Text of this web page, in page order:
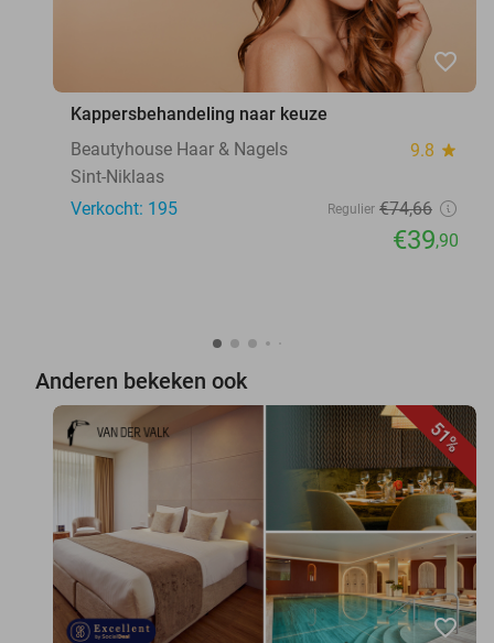
favorite_border
Kappersbehandeling naar keuze
Beautyhouse Haar & Nagels
9.8 star
Sint-Niklaas
Verkocht: 195
Regulier €74,66
€39,90
Anderen bekeken ook
51%
favorite_border